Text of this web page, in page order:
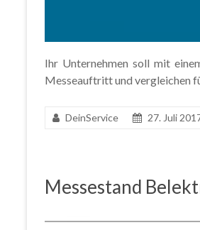
Ihr Unternehmen soll mit
Messeauftritt und vergleichen
DeinService 27. Juli
Messestand